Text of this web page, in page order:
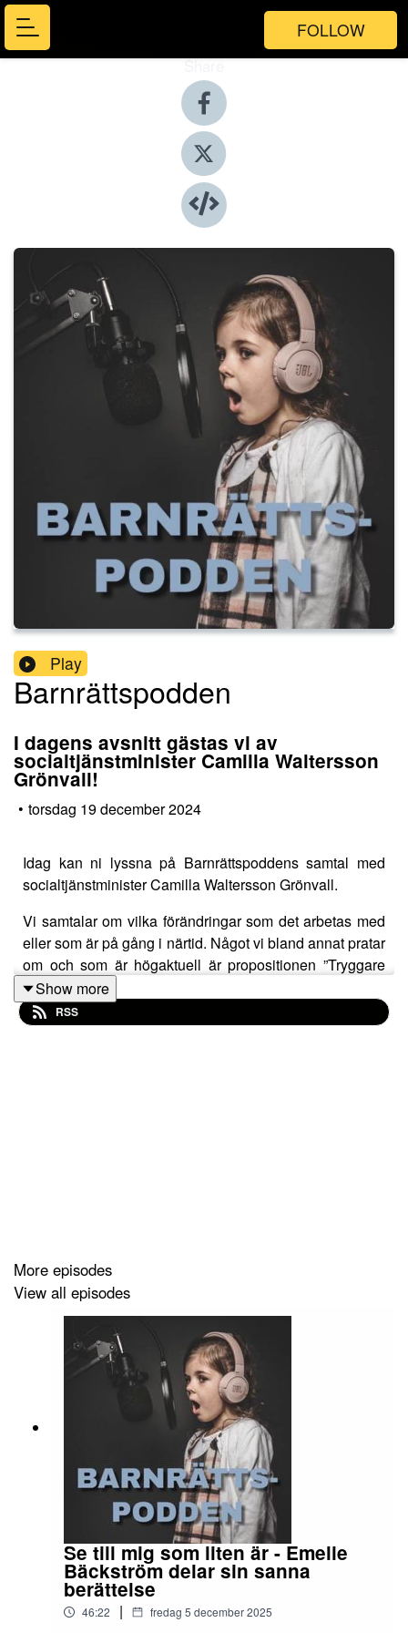
FOLLOW
Share
Play
Barnrättspodden
I dagens avsnitt gästas vi av
socialtjänstminister Camilla Waltersson
Grönvall!
• torsdag 19 december 2024
Idag kan ni lyssna på Barnrättspoddens samtal med
socialtjänstminister Camilla Waltersson Grönvall.
Vi samtalar om vilka förändringar som det arbetas med
eller som är på gång i närtid. Något vi bland annat pratar
om och som är högaktuell är propositionen ”Tryggare
hem för barn”. Framförallt kommer det här innebära att
man ska ta särskild hänsyn till huruvida barnet kan fara
illa när man gör bedömningen om vad som är bäst för
bästa. Vi upplever att det är flera bra förändringar på
gång men det tar sin tid.
Barn i utsatthet har inte tid att vänta och det är vi alla
överens om.
In och lyssna på ett spännande samtal!
Show more
RSS
More episodes
View all episodes
Se till mig som liten är - Emelie
Bäckström delar sin sanna
berättelse
46:22 | fredag 5 december 2025